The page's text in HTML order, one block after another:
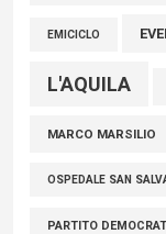
EMICICLO
L'AQUILA
MARCO MARSILIO
OSPEDALE SAN
PARTITO